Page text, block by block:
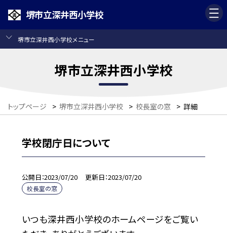
堺市立深井西小学校
堺市立深井西小学校メニュー
堺市立深井西小学校
トップページ > 堺市立深井西小学校 > 校長室の窓 > 詳細
学校閉庁日について
公開日 2023/07/20 更新日 2023/07/20
校長室の窓
いつも深井西小学校のホームページをご覧い